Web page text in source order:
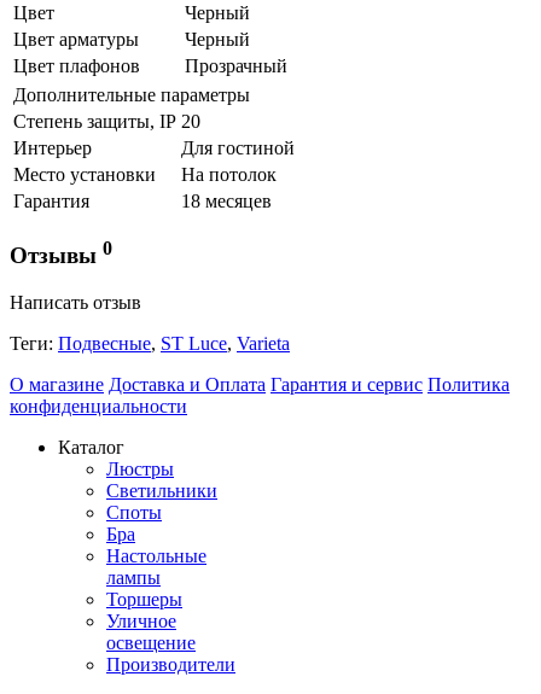
Цвет
Черный
Цвет арматуры
Черный
Цвет плафонов
Прозрачный
Дополнительные параметры
Степень защиты, IP 20
Интерьер
Для гостиной
Место установки
На потолок
Гарантия
18 месяцев
Отзывы 0
Написать отзыв
Теги: Подвесные, ST Luce, Varieta
О магазине Доставка и Оплата Гарантия и сервис Политика
конфиденциальности
Каталог
Люстры
Светильники
Споты
Бра
Настольные
лампы
Торшеры
Уличное
освещение
Производители